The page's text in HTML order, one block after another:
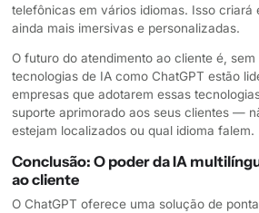
telefônicas em vários idiomas. Isso criará
ainda mais imersivas e personalizadas.
O futuro do atendimento ao cliente é,
tecnologias de IA como ChatGPT estão
empresas que adotarem essas
suporte aprimorado aos seus clientes —
estejam localizados ou qual idioma falem.
Conclusão: O poder da IA
ao cliente
O ChatGPT oferece uma solução de